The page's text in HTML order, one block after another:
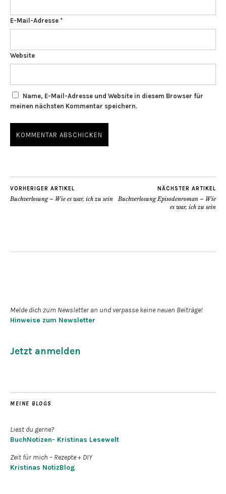
E-Mail-Adresse *
Website
Name, E-Mail-Adresse und Website in diesem Browser für
meinen nächsten Kommentar speichern.
VORHERIGER ARTIKEL
Buchverlosung – Wie es war, ich zu sein
NÄCHSTER ARTIKEL
Buchverlosung Episodenroman – Wie
es war, ich zu sein
Melde dich zum Newsletter an und verpasse keine neuen Beiträge!
Hinweise zum Newsletter
Jetzt anmelden
MEINE BLOGS
Liest du gerne?
BuchNotizen- Kristinas Lesewelt
Zeit für mich – Rezepte + DIY
Kristinas NotizBlog